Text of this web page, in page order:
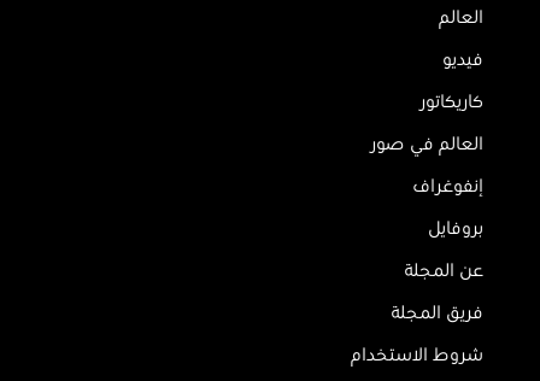
العالم
فيديو
كاريكاتور
العالم في صور
إنفوغراف
بروفايل
عن المجلة
فريق المجلة
شروط الاستخدام